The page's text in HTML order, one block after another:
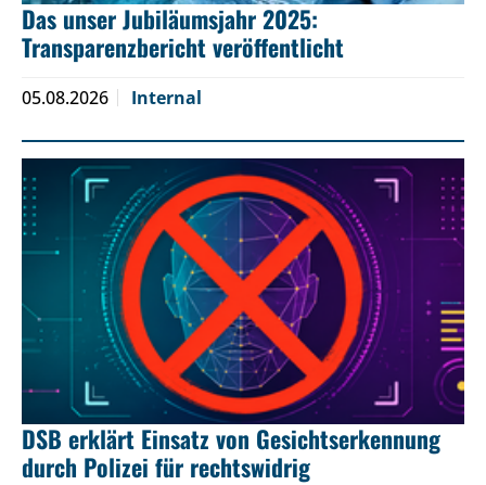
Das unser Jubiläumsjahr 2025:
Transparenzbericht veröffentlicht
05.08.2026 Internal
DSB erklärt Einsatz von Gesichtserkennung
durch Polizei für rechtswidrig